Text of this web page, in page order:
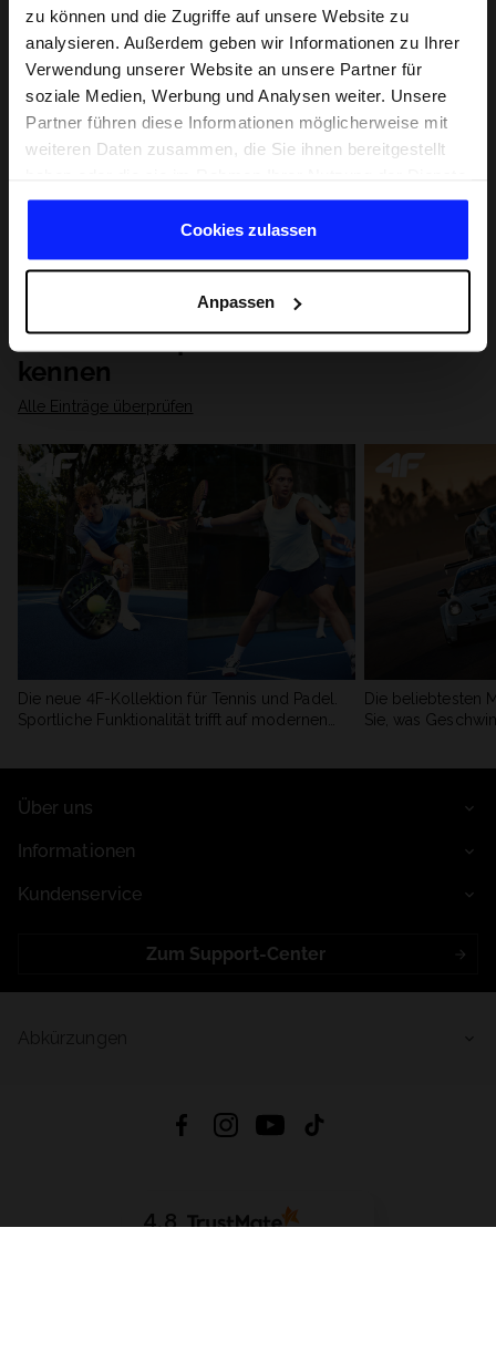
zu können und die Zugriffe auf unsere Website zu
analysieren. Außerdem geben wir Informationen zu Ihrer
Verwendung unserer Website an unsere Partner für
soziale Medien, Werbung und Analysen weiter. Unsere
Partner führen diese Informationen möglicherweise mit
weiteren Daten zusammen, die Sie ihnen bereitgestellt
gesammelt haben.
Cookies zulassen
Anpassen
Lernen Sie Sport von Grund auf
kennen
Alle Einträge überprüfen
Die neue 4F-Kollektion für Tennis und Padel.
Sportliche Funktionalität trifft auf modernen
Die beliebtesten
Sie, was
Über uns
Informationen
Kundenservice
Zum Support-Center
4.8